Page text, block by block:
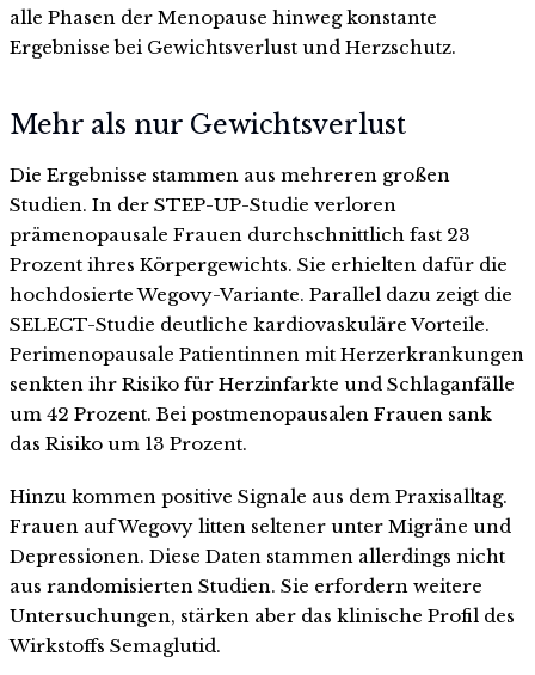
alle Phasen der Menopause hinweg konstante
Ergebnisse bei Gewichtsverlust und Herzschutz.
Mehr als nur Gewichtsverlust
Die Ergebnisse stammen aus mehreren großen
Studien. In der STEP-UP-Studie verloren
prämenopausale Frauen durchschnittlich fast 23
Prozent ihres Körpergewichts. Sie erhielten dafür die
hochdosierte Wegovy-Variante. Parallel dazu zeigt die
SELECT-Studie deutliche kardiovaskuläre Vorteile.
Perimenopausale Patientinnen mit Herzerkrankungen
senkten ihr Risiko für Herzinfarkte und Schlaganfälle
um 42 Prozent. Bei postmenopausalen Frauen sank
das Risiko um 13 Prozent.
Hinzu kommen positive Signale aus dem Praxisalltag.
Frauen auf Wegovy litten seltener unter Migräne und
Depressionen. Diese Daten stammen allerdings nicht
aus randomisierten Studien. Sie erfordern weitere
Untersuchungen, stärken aber das klinische Profil des
Wirkstoffs Semaglutid.